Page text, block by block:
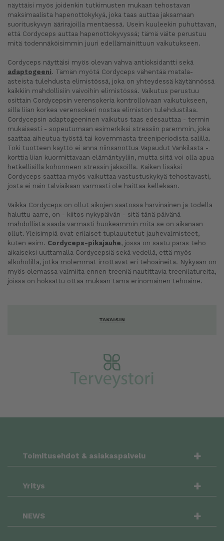
näyttäisi myös joidenkin tutkimusten mukaan tehostavan
maksimaalista hapenottokykyä, joka taas auttaa jaksamaan
suorituskyvyn äärirajoilla mentäessä. Usein kuuleekin puhuttavan,
että Cordyceps auttaa hapenottokyvyssä; tämä väite perustuu
mitä todennäköisimmin juuri edellämainittuun vaikutukseen.
Cordyceps näyttäisi myös olevan vahva antioksidantti sekä
adaptogeeni. Tämän myötä Cordyceps vähentää matala-
asteista tulehdusta elimistössä, joka on yhteydessä käytännössä
kaikkiin mahdollisiin vaivoihin elimistössä. Vaikutus perustuu
osittain Cordycepsin verensokeria kontrolloivaan vaikutukseen,
sillä liian korkea verensokeri nostaa elimistön tulehdustilaa.
Cordycepsin adaptogeeninen vaikutus taas edesauttaa - termin
mukaisesti - sopeutumaan esimerkiksi stressiin paremmin, joka
saattaa aiheutua työstä tai kovemmasta treeniperiodista salilla.
Toki tuotteen käyttö ei anna niinsanottua Vapaudut Vankilasta -
korttia liian kuormittavaan elämäntyyliin, mutta siitä voi olla apua
hetkellisillä kohonneen stressin jaksoilla. Kaiken lisäksi
Cordyceps saattaa myös vaikuttaa vastustuskykyä tehostavasti,
josta ei näin talviaikaan varmasti ole haittaa kellekään.
Vaikka Cordyceps on ollut aikojen saatossa harvinainen ja todella
haluttu aarre, on - kiitos nykypäivän - sitä tänä päivänä
mahdollista saada varmasti huokeammin mitä se on aikanaan
ollut. Yleisimpiä ovat erilaiset tuplauutetut jauhevalmisteet,
kuten esim. Cordyceps-pikajauhe, jossa on saatu paras teho
aikaiseksi uuttamalla Cordycepsiä sekä vedellä, että myös
alkoholilla, jotka molemmat irrottavat eri tehoaineita. Nykyään on
myös olemassa valmiita ennen treeniä nautittavia treenilatureita,
joissa on hoksattu ottaa mukaan tämä erinomainen tehoaine.
TAKAISIN
Toimitusehdot & asiakaspalvelu +
Yritys +
NEWS
+